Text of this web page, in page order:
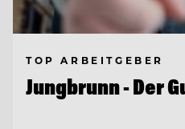
TOP ARBEITGEBER
Jungbrunn - Der